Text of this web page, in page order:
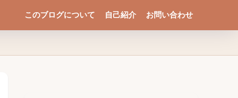
このブログについて 自己紹介 お問い合わせ